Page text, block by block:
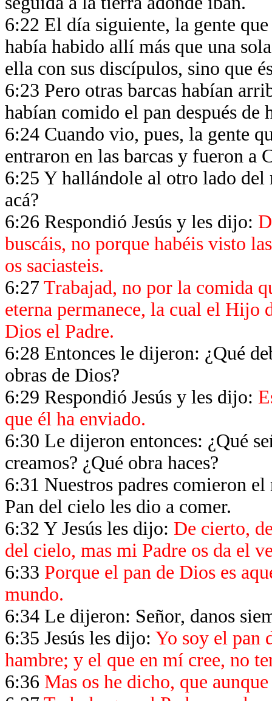
6:22 El día siguiente, la gente
había habido allí más que una
ella con sus discípulos, sino que
6:23 Pero otras barcas habían
habían comido el pan después de
6:24 Cuando vio, pues, la gente
entraron en las barcas y fueron a
6:25 Y hallándole al otro lado
acá?
6:26 Respondió Jesús y les dijo:
buscáis, no porque habéis visto
os saciasteis.
6:27 Trabajad, no por la comida
eterna permanece, la cual el Hijo
Dios el Padre.
6:28 Entonces le dijeron: ¿Qué
obras de Dios?
6:29 Respondió Jesús y les dijo:
que él ha enviado.
6:30 Le dijeron entonces: ¿Qué
creamos? ¿Qué obra haces?
6:31 Nuestros padres comieron
Pan del cielo les dio a comer.
6:32 Y Jesús les dijo: De cierto,
del cielo, mas mi Padre os da el
6:33 Porque el pan de Dios es
mundo.
6:34 Le dijeron: Señor, danos
6:35 Jesús les dijo: Yo soy el pan
hambre; y el que en mí cree, no
6:36 Mas os he dicho, que